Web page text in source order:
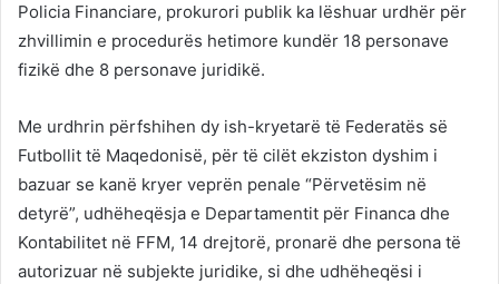
Policia Financiare, prokurori publik ka lëshuar urdhër për
zhvillimin e procedurës hetimore kundër 18 personave
fizikë dhe 8 personave juridikë.
Me urdhrin përfshihen dy ish-kryetarë të Federatës së
Futbollit të Maqedonisë, për të cilët ekziston dyshim i
bazuar se kanë kryer veprën penale “Përvetësim në
detyrë”, udhëheqësja e Departamentit për Financa dhe
Kontabilitet në FFM, 14 drejtorë, pronarë dhe persona të
autorizuar në subjekte juridike, si dhe udhëheqësi i